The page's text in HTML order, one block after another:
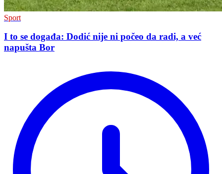
Sport
I to se događa: Dodić nije ni počeo da radi, a već
napušta Bor